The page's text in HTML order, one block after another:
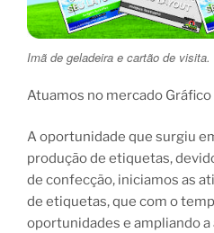
Imã de geladeira e cartão de visita.
Atuamos no mercado
A oportunidade que surgiu
produção de etiquetas,
de confecção, iniciamos as
de etiquetas, que com o
oportunidades e ampliando